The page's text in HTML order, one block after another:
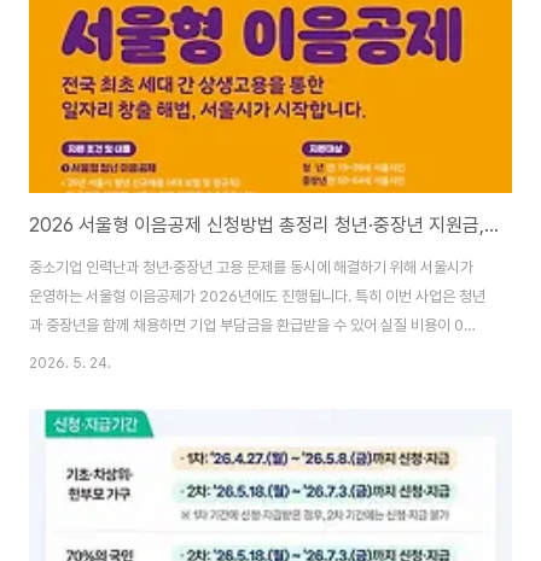
이 매월 일정 금액을 저축..
2026 서울형 이음공제 신청방법 총정리 청년·중장년 지원금, 기업부담금 0원 가능할까?
중소기업 인력난과 청년·중장년 고용 문제를 동시에 해결하기 위해 서울시가
운영하는 서울형 이음공제가 2026년에도 진행됩니다. 특히 이번 사업은 청년
과 중장년을 함께 채용하면 기업 부담금을 환급받을 수 있어 실질 비용이 0원
이 될 수 있다는 점에서 관심이 높아지고 있는데요. 근로자는 월 10만 원씩 적
유지 시 다양한 지원 혜택을 받을 수 있습니다. 이번 글에서는 2026 서울형 이
음공제 신청방법, 조건, 지원금, 기업 환급 혜택, 내일채움공제 차이점까지 한
번에 정리해보겠습니다. 서울형 이음공제 신청 바로가기 👆 서울형 이음공제
란?서울형 이음공제는 서울시와 기업, 근로자가 함께 적립해 청년·중장년 근로
2026. 5. 24.